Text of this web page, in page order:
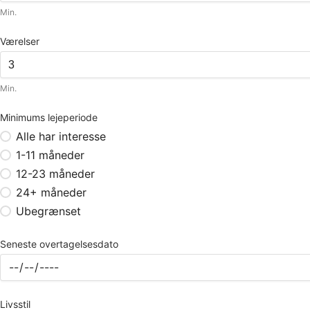
Min.
Værelser
Min.
Minimums lejeperiode
Alle har interesse
1-11 måneder
12-23 måneder
24+ måneder
Ubegrænset
Seneste overtagelsesdato
Livsstil